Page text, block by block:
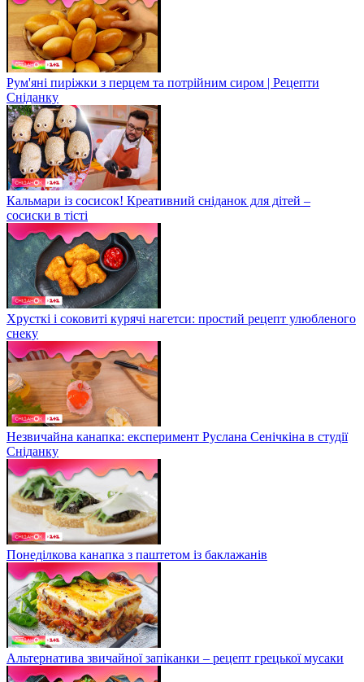
Рум'яні пиріжки з перцем та потрійним сиром | Рецепти
Сніданку
Кальмари із сосисок! Креативний сніданок для дітей –
сосиски в тісті
Хрусткі і соковиті курячі нагетси: простий рецепт улюбленого
снеку
Незвичайна канапка: експеримент Руслана Сенічкіна в студії
Сніданку
Понеділкова канапка з паштетом із баклажанів
Альтернатива звичайної запіканки – рецепт грецької мусаки